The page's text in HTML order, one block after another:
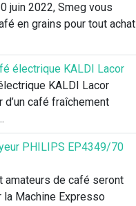
juin 2022, Smeg vous
en grains pour tout achat
électrique KALDI Lacor
KALDI Lacor
café fraîchement
PHILIPS EP4349/70
amateurs de café seront
Machine Expresso